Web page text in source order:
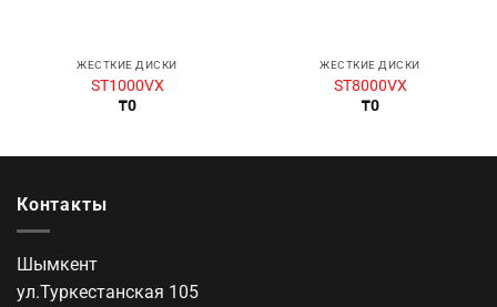
ЖЕСТКИЕ ДИСКИ
ST1000VX
₸0
ЖЕСТКИЕ ДИСКИ
ST8000VX
₸0
Контакты
Шымкент
ул.Туркестанская 105